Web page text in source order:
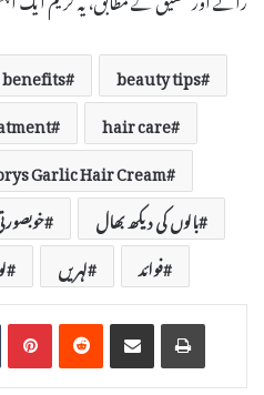
beauty tips
benefits
hair care
Garlic Hair Cream
بالوں کی دیکھ بھال
فوائد
لہریں
TumblrPinterestReddit Share via Email Print